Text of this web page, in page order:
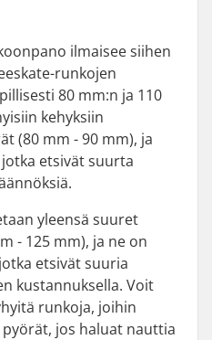
ilmaisee siihen
runkojen
80 mm:n ja 110
kehyksiin
(80 mm - 90 mm), ja
etsivät suurta
yleensä suuret
- 125 mm), ja ne on
etsivät suuria
kustannuksella. Voit
runkoja, joihin
jos haluat nauttia